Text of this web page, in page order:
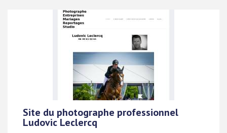
Site du photographe professionnel
Ludovic Leclercq